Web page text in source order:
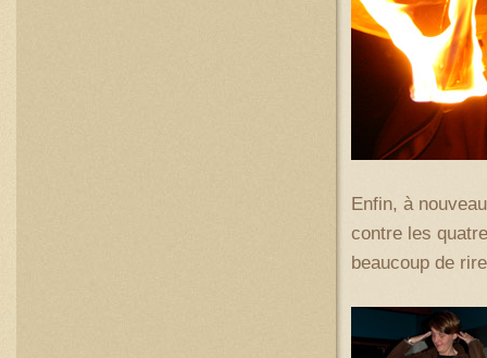
Enfin, à
contre les
beaucoup de